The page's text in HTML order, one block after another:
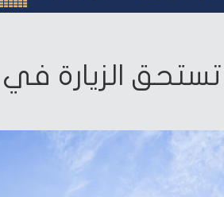
تستحق الزيارة في